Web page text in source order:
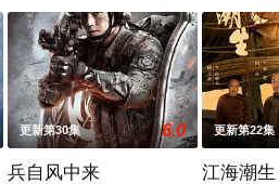
更新第30集 6.0
兵自风中来
更新第22集
江海潮生